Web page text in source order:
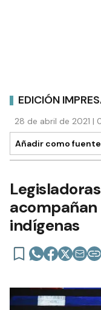
EDICIÓN
28 de abril de 2021 |
Añadir como
indígenas